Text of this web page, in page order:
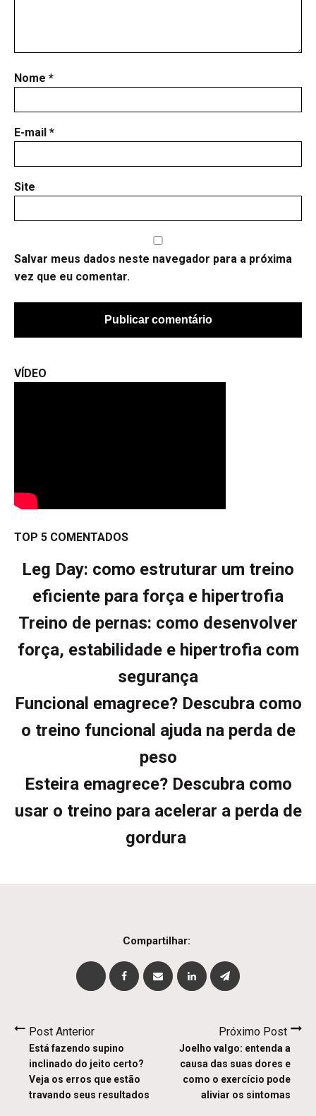
Nome *
E-mail *
Site
Salvar meus dados neste navegador para a próxima
vez que eu comentar.
VÍDEO
TOP 5 COMENTADOS
Leg Day: como estruturar um treino
eficiente para força e hipertrofia
Treino de pernas: como desenvolver
força, estabilidade e hipertrofia com
segurança
Funcional emagrece? Descubra como
o treino funcional ajuda na perda de
peso
Esteira emagrece? Descubra como
usar o treino para acelerar a perda de
gordura
Compartilhar:
Post Anterior
Está fazendo supino
inclinado do jeito certo?
Veja os erros que estão
travando seus resultados
Próximo Post
Joelho valgo: entenda a
causa das suas dores e
como o exercício pode
aliviar os sintomas